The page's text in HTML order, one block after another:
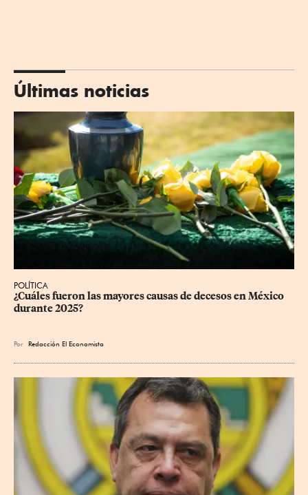
Últimas noticias
POLÍTICA
¿Cuáles fueron las mayores causas de decesos en México
durante 2025?
Por Redacción El Economista